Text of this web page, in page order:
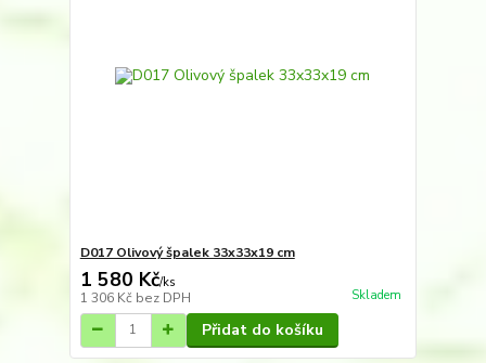
D017 Olivový špalek 33x33x19 cm
1 580 Kč/ks
1 306 Kč bez DPH Skladem
Přidat do košíku